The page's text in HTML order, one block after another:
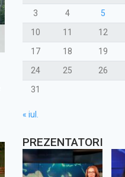
3
4 5
10
11 12
17
18 19
24
25 26
31
« iul.
PREZENTATORI